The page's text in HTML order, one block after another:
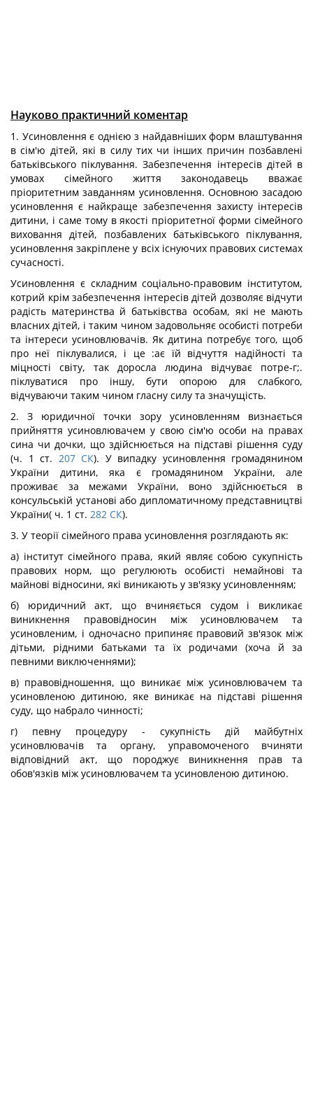
Науково практичний коментар
1. Усиновлення є однією з найдавніших форм влаштування
в сім'ю дітей, які в силу тих чи інших причин позбавлені
батьківського піклування. Забезпечення інтересів дітей в
умовах сімейного життя законодавець вважає
пріоритетним завданням усиновлення. Основною засадою
усиновлення є найкраще забезпечення захисту інтересів
дитини, і саме тому в якості пріоритетної форми сімейного
виховання дітей, позбавлених батьківського піклування,
усиновлення закріплене у всіх існуючих правових системах
сучасності.
Усиновлення є складним соціально-правовим інститутом,
котрий крім забезпечення інтересів дітей дозволяє відчути
радість материнства й батьківства особам, які не мають
власних дітей, і таким чином задовольняє особисті потреби
та інтереси усиновлювачів. Як дитина потребує того, щоб
про неї піклувалися, і це :ає їй відчуття надійності та
міцності світу, так доросла людина відчуває потре-г;.
піклуватися про іншу, бути опорою для слабкого,
відчуваючи таким чином гласну силу та значущість.
2. З юридичної точки зору усиновленням визнається
прийняття усиновлювачем у свою сім'ю особи на правах
сина чи дочки, що здійснюється на підставі рішення суду
(ч. 1 ст. 207 СК). У випадку усиновлення громадянином
України дитини, яка є громадянином України, але
проживає за межами України, воно здійснюється в
консульській установі або дипломатичному представництві
України( ч. 1 ст. 282 СК).
3. У теорії сімейного права усиновлення розглядають як:
а) інститут сімейного права, який являє собою сукупність
правових норм, що регулюють особисті немайнові та
майнові відносини, які виникають у зв'язку усиновленням;
б) юридичний акт, що вчиняється судом і викликає
виникнення правовідносин між усиновлювачем та
усиновленим, і одночасно припиняє правовий зв'язок між
дітьми, рідними батьками та їх родичами (хоча й за
певними виключеннями);
в) правовідношення, що виникає між усиновлювачем та
усиновленою дитиною, яке виникає на підставі рішення
суду, що набрало чинності;
г) певну процедуру - сукупність дій майбутніх
усиновлювачів та органу, управомоченого вчиняти
відповідний акт, що породжує виникнення прав та
обов'язків між усиновлювачем та усиновленою дитиною.